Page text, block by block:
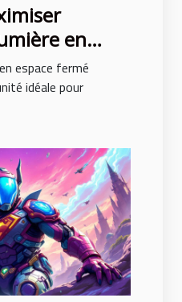
en
?
espace fermé
idéale pour